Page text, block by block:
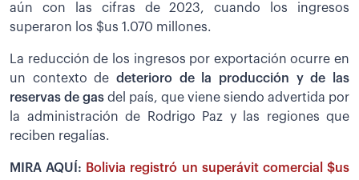
aún con las cifras de 2023, cuando los ingresos
superaron los $us 1.070 millones.
La reducción de los ingresos por exportación ocurre en
un contexto de deterioro de la producción y de las
reservas de gas del país, que viene siendo advertida por
la administración de Rodrigo Paz y las regiones que
reciben regalías.
MIRA AQUÍ: Bolivia registró un superávit comercial $us